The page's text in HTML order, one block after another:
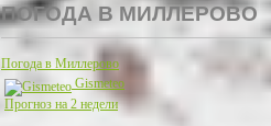
ПОГОДА В МИЛЛЕРОВО
Погода в Миллерово
Gismeteo
Прогноз на 2 недели